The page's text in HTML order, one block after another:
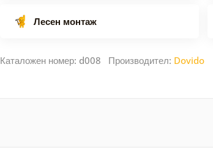
Лесен монтаж
Каталожен номер: d008 Производител: Dovido